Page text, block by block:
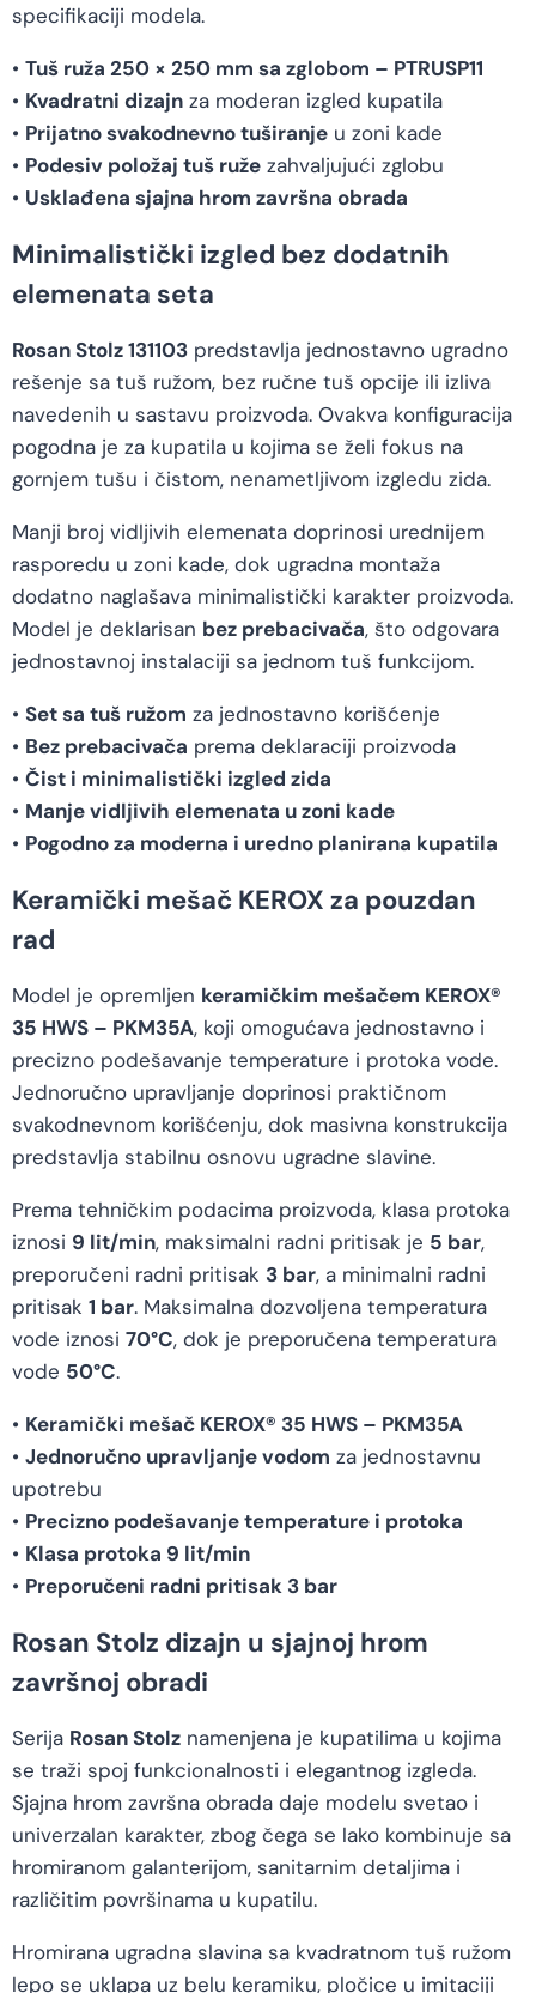
specifikaciji modela.
• Tuš ruža 250 × 250 mm sa zglobom – PTRUSP11
• Kvadratni dizajn za moderan izgled kupatila
• Prijatno svakodnevno tuširanje u zoni kade
• Podesiv položaj tuš ruže zahvaljujući zglobu
• Usklađena sjajna hrom završna obrada
Minimalistički izgled bez dodatnih
elemenata seta
Rosan Stolz 131103 predstavlja jednostavno ugradno
rešenje sa tuš ružom, bez ručne tuš opcije ili izliva
navedenih u sastavu proizvoda. Ovakva konfiguracija
pogodna je za kupatila u kojima se želi fokus na
gornjem tušu i čistom, nenametljivom izgledu zida.
Manji broj vidljivih elemenata doprinosi urednijem
rasporedu u zoni kade, dok ugradna montaža
dodatno naglašava minimalistički karakter proizvoda.
Model je deklarisan bez prebacivača, što odgovara
jednostavnoj instalaciji sa jednom tuš funkcijom.
• Set sa tuš ružom za jednostavno korišćenje
• Bez prebacivača prema deklaraciji proizvoda
• Čist i minimalistički izgled zida
• Manje vidljivih elemenata u zoni kade
• Pogodno za moderna i uredno planirana kupatila
Keramički mešač KEROX za pouzdan
rad
Model je opremljen keramičkim mešačem KEROX®
35 HWS – PKM35A, koji omogućava jednostavno i
precizno podešavanje temperature i protoka vode.
Jednoručno upravljanje doprinosi praktičnom
svakodnevnom korišćenju, dok masivna konstrukcija
predstavlja stabilnu osnovu ugradne slavine.
Prema tehničkim podacima proizvoda, klasa protoka
iznosi 9 lit/min, maksimalni radni pritisak je 5 bar,
preporučeni radni pritisak 3 bar, a minimalni radni
pritisak 1 bar. Maksimalna dozvoljena temperatura
vode iznosi 70°C, dok je preporučena temperatura
vode 50°C.
• Keramički mešač KEROX® 35 HWS – PKM35A
• Jednoručno upravljanje vodom za jednostavnu
upotrebu
• Precizno podešavanje temperature i protoka
• Klasa protoka 9 lit/min
• Preporučeni radni pritisak 3 bar
Rosan Stolz dizajn u sjajnoj hrom
završnoj obradi
Serija Rosan Stolz namenjena je kupatilima u kojima
se traži spoj funkcionalnosti i elegantnog izgleda.
Sjajna hrom završna obrada daje modelu svetao i
univerzalan karakter, zbog čega se lako kombinuje sa
hromiranom galanterijom, sanitarnim detaljima i
različitim površinama u kupatilu.
Hromirana ugradna slavina sa kvadratnom tuš ružom
lepo se uklapa uz belu keramiku, pločice u imitaciji